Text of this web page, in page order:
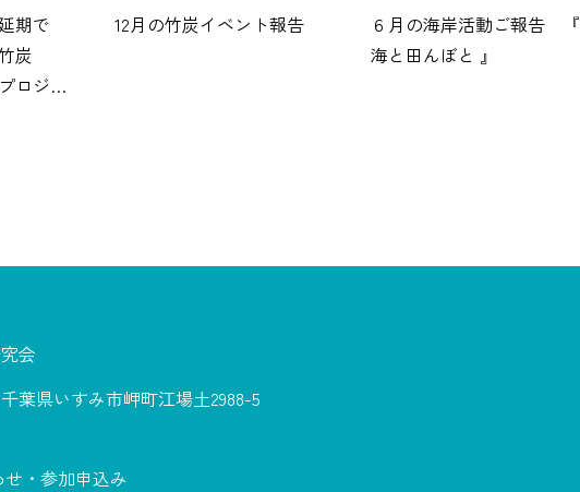
期で
炭
ロジェ
12月の竹炭イベント報告
６月の海岸活動ご報告 『
海と田んぼと 』
会
葉県いすみ市岬町江場土2988-5
・参加申込み